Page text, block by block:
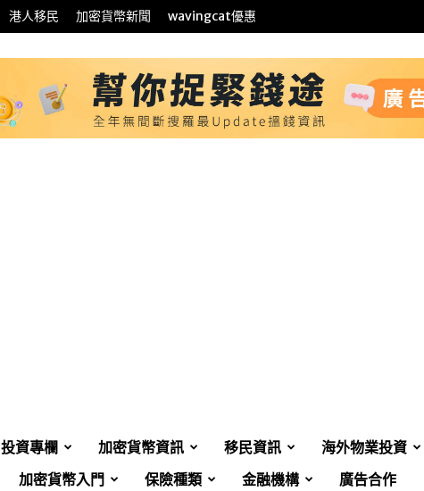
港人移民 加密貨幣新聞 wavingcat優惠
投資專欄 加密貨幣資訊 移民資訊
海外物業投資
加密貨幣入門 保險種類 金融機構 廣告合作